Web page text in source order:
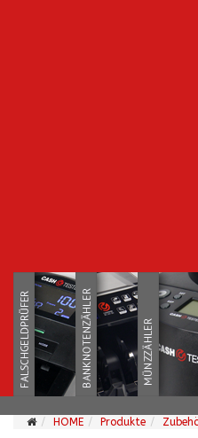
HOME Produkte